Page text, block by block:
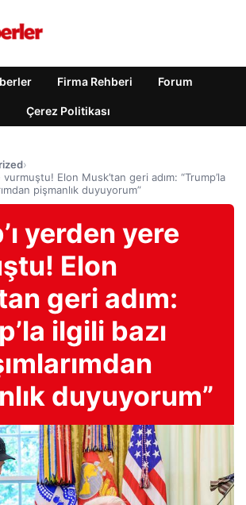
Firma Rehberi Forum
Çerez Politikası
›
vurmuştu! Elon Musk’tan geri adım: “Trump’la
pişmanlık duyuyorum”
yerden yere
Elon
geri adım:
ilgili bazı
duyuyorum”